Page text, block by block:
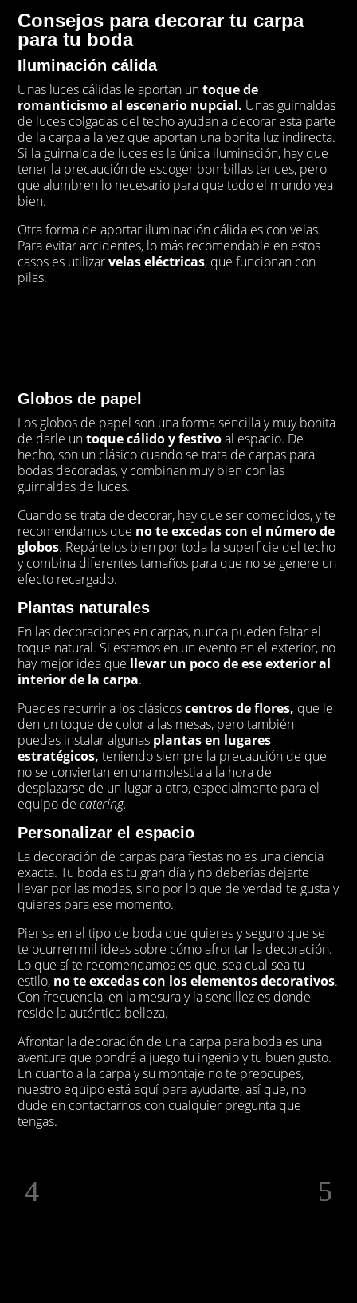
Consejos para decorar tu carpa
para tu boda
Iluminación cálida
Unas luces cálidas le aportan untoque de
romanticismo al escenario nupcial. Unas guirnaldas
de luces colgadas del techo ayudan a decorar esta parte
de la carpa a la vez que aportan una bonita luz indirecta.
Si la guirnalda de luces es la única iluminación, hay que
tener la precaución de escoger bombillas tenues, pero
que alumbren lo necesario para que todo el mundo vea
bien.
Otra forma de aportar iluminación cálida es con velas.
Para evitar accidentes, lo más recomendable en estos
casos es utilizarvelas eléctricas, que funcionan con
pilas.
Globos de papel
Los globos de papel son una forma sencilla y muy bonita
de darle untoque cálido y festivoal espacio. De
hecho, son un clásico cuando se trata de carpas para
bodas decoradas, y combinan muy bien con las
guirnaldas de luces.
Cuando se trata de decorar, hay que ser comedidos, y te
recomendamos que no te excedas con el número de
globos. Repártelos bien por toda la superficie del techo
y combina diferentes tamaños para que no se genere un
efecto recargado.
Plantas naturales
En las decoraciones en carpas, nunca pueden faltar el
toque natural. Si estamos en un evento en el exterior, no
hay mejor idea que llevar un poco de ese exterior al
interior de la carpa.
Puedes recurrir a los clásicoscentros de flores, que le
den un toque de color a las mesas, pero también
puedes instalar algunas plantas en lugares
estratégicos, teniendo siempre la precaución de que
no se conviertan en una molestia a la hora de
desplazarse de un lugar a otro, especialmente para el
equipo decatering.
Personalizar el espacio
La decoración de carpas para fiestas no es una ciencia
exacta. Tu boda es tu gran día y no deberías dejarte
llevar por las modas, sino por lo que de verdad te gusta y
quieres para ese momento.
Piensa en el tipo de boda que quieres y seguro que se
te ocurren mil ideas sobre cómo afrontar la decoración.
Lo que sí te recomendamos es que, sea cual sea tu
estilo, no te excedas con los elementos decorativos.
Con frecuencia, en la mesura y la sencillez es donde
reside la auténtica belleza.
Afrontar la decoración de una carpa para boda es una
aventura que pondrá a juego tu ingenio y tu buen gusto.
En cuanto a la carpa y su montaje no te preocupes,
nuestro equipo está aquí para ayudarte, así que, no
dude en contactarnos con cualquier pregunta que
tengas.